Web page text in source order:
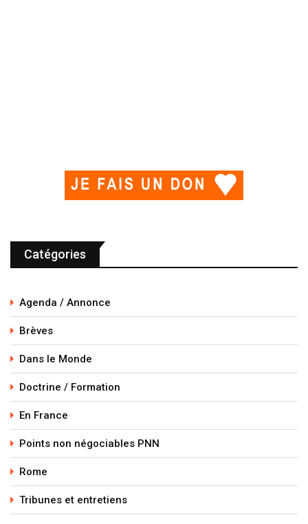
Catégories
Agenda / Annonce
Brèves
Dans le Monde
Doctrine / Formation
En France
Points non négociables PNN
Rome
Tribunes et entretiens